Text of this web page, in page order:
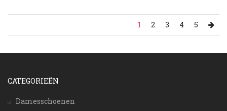
1 2 3 4 5
CATEGORIEËN
Damesschoenen